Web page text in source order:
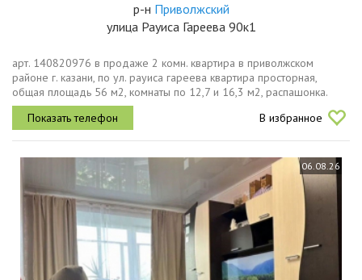
р-н Приволжский
улица Рауиса Гареева 90к1
арт. 140820976 в продаже 2 комн. квартира в приволжском
районе г. казани, по ул. рауиса гареева квартира просторная,
общая площадь 56 м2, комнаты по 12,7 и 16,3 м2, распашонка.
дом газифицирован, кирпичный. находится в очень уютном и
укромном месте...
В избранное
06.08.26